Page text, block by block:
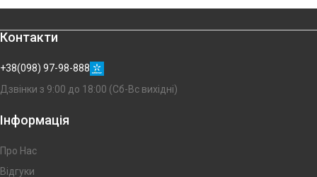
Контакти
+38(098) 97-98-888
Дзвінки з 9:00 до 18:00 (Сб-Вс вихідні)
Інформація
Про Нас
Відгуки